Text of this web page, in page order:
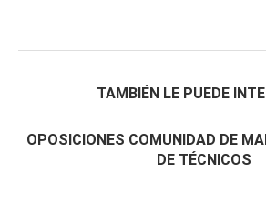
TAMBIÉN LE PUEDE
OPOSICIONES COMUNIDAD DE
DE TÉCNICOS